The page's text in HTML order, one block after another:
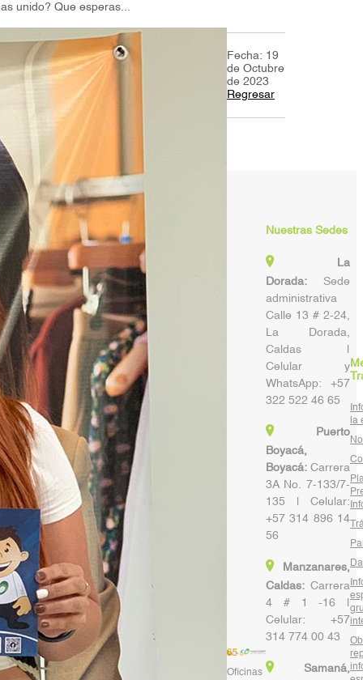
unido? Que esperas...
Fecha: 19
de Octubre
de 2023
Regresar
Oficinas
Nuestras Sedes
La
Dorada: Sede
administrativa
Calle 13 # 2-24,
La Dorada,
Caldas |
Celular y
WhatsApp: +57
322 522 46 65
Puerto
Boyacá,
Boyacá: Carrera
3A No. 7-133/7-
135 | Celular:
+57 314 896 14
56
Manzanares,
Caldas: Carrera
4 # 1 -16 |
Celular: +57
314 774 00 43
Samaná,
la